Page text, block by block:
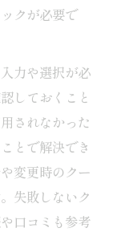
クが必要で
力や選択が必
しておくこと
されなかった
とで解決でき
変更時のクー
失敗しないク
口コミも参考